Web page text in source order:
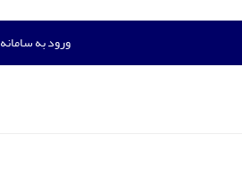
ورود به سامانه